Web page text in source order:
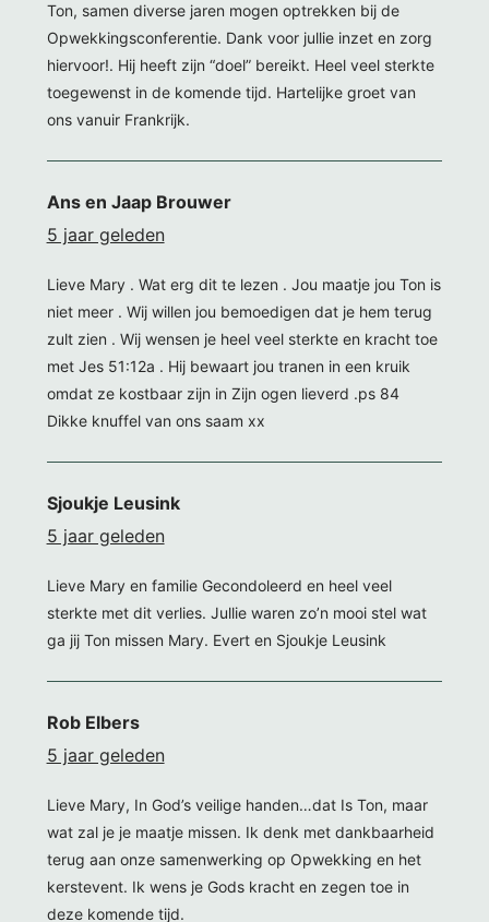
Ton, samen diverse jaren mogen optrekken bij de
Opwekkingsconferentie. Dank voor jullie inzet en zorg
hiervoor!. Hij heeft zijn “doel” bereikt. Heel veel sterkte
toegewenst in de komende tijd. Hartelijke groet van
ons vanuir Frankrijk.
Ans en Jaap Brouwer
5 jaar geleden
Lieve Mary . Wat erg dit te lezen . Jou maatje jou Ton is
niet meer . Wij willen jou bemoedigen dat je hem terug
zult zien . Wij wensen je heel veel sterkte en kracht toe
met Jes 51:12a . Hij bewaart jou tranen in een kruik
omdat ze kostbaar zijn in Zijn ogen lieverd .ps 84
Dikke knuffel van ons saam xx
Sjoukje Leusink
5 jaar geleden
Lieve Mary en familie Gecondoleerd en heel veel
sterkte met dit verlies. Jullie waren zo’n mooi stel wat
ga jij Ton missen Mary. Evert en Sjoukje Leusink
Rob Elbers
5 jaar geleden
Lieve Mary, In God’s veilige handen…dat Is Ton, maar
wat zal je je maatje missen. Ik denk met dankbaarheid
terug aan onze samenwerking op Opwekking en het
kerstevent. Ik wens je Gods kracht en zegen toe in
deze komende tijd.